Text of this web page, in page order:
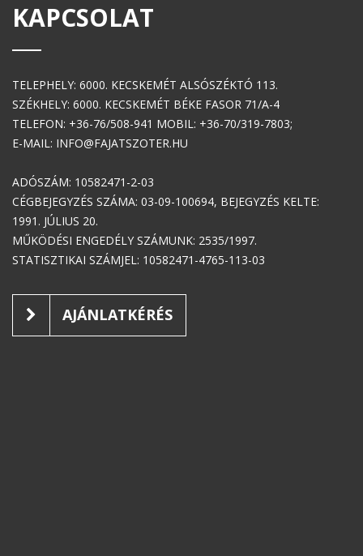
KAPCSOLAT
TELEPHELY: 6000. KECSKEMÉT ALSÓSZÉKTÓ 113.
SZÉKHELY: 6000. KECSKEMÉT BÉKE FASOR 71/A-4
TELEFON: +36-76/508-941 MOBIL: +36-70/319-7803;
E-MAIL: INFO@FAJATSZOTER.HU
ADÓSZÁM: 10582471-2-03
CÉGBEJEGYZÉS SZÁMA: 03-09-100694, BEJEGYZÉS KELTE:
1991. JÚLIUS 20.
MŰKÖDÉSI ENGEDÉLY SZÁMUNK: 2535/1997.
STATISZTIKAI SZÁMJEL: 10582471-4765-113-03
AJÁNLATKÉRÉS